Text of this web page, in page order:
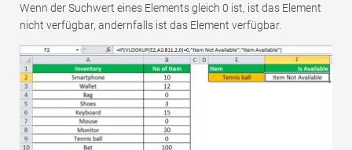
Wenn der Suchwert eines Elements gleich 0 ist, ist das Element
nicht verfügbar, andernfalls ist das Element verfügbar.